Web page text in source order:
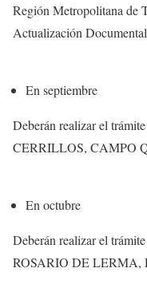
Región Metropolitana de
Actualización
En septiembre
Deberán realizar el
CERRILLOS, CAMPO
En octubre
Deberán realizar el
ROSARIO DE